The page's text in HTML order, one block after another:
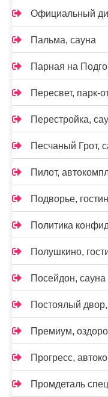
Официальный
Пальма, сауна
Парная на
Пересвет, парк-
Перестройка,
Песчаный Грот,
Пилот,
Подворье,
Политика
Полушкино,
Посейдон, сауна
Постоялый
Премиум,
Прогресс,
Промдеталь